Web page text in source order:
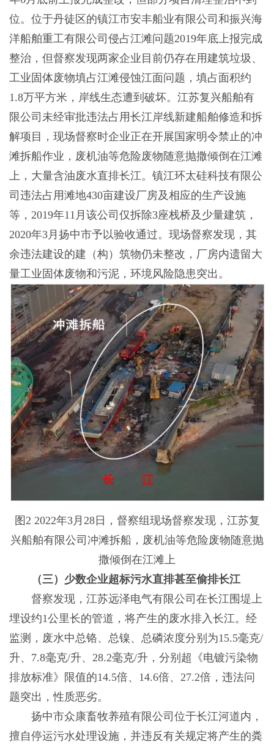
位。位于丹徒区的镇江市安丰船业有限公司和振兴海
洋船舶重工有限公司侵占江滩问题2019年底上报完成
整治，但督察发现两家企业目前仍存在用建筑垃圾、
工业固体废物填占江滩侵蚀江面问题，填占面积约
1.8万平方米，岸线生态遭到破坏。江苏复兴船舶有
限公司未经审批违法占用长江岸线新建船舶修造和拆
解项目，现场督察时企业正在开展国家明令禁止的冲
滩拆船作业，废机油等危险废物随意抛撒倾倒在江滩
上，大量含油废水直排长江。镇江环太硅科技有限公
司违法占用滩地430亩建设厂房及相应的生产设施
等，2019年11月该公司仅拆除3座栈桥及少量建筑，
2020年3月扬中市予以验收通过。现场督察发现，其
余违法建设的建（构）筑物仍未整改，厂房内遗留大
量工业固体废物和污泥，环境风险隐患突出。
图2 2022年3月28日，督察组现场督察发现，江苏复
兴船舶有限公司冲滩拆船，废机油等危险废物随意抛
撒倾倒在江滩上
（三）少数企业超标污水直排甚至偷排长江
督察发现，江苏远泽电气有限公司在长江围堤上
埋设约1公里长的管道，将产生的废水排入长江。经
监测，废水中总铬、总镍、总磷浓度分别为15.5毫克/
升、7.8毫克/升、28.2毫克/升，分别超《电镀污染物
排放标准》限值的14.5倍、14.6倍、27.2倍，违法问
题突出，性质恶劣。
扬中市众康畜牧养殖有限公司位于长江河道内，
擅自停运污水处理设施，并违反有关规定将产生的粪